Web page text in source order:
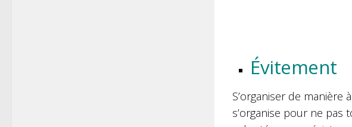
Évitement
S’organiser de
s’organise pour ne pas